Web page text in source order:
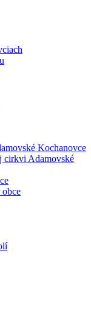
Kochanovce
cirkvi Adamovské